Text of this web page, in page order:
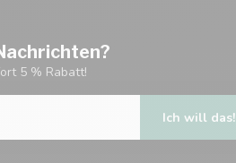
5 % Rabatt!
Ich will das!